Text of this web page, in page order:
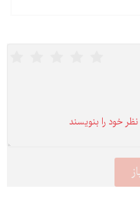
را بنویسند